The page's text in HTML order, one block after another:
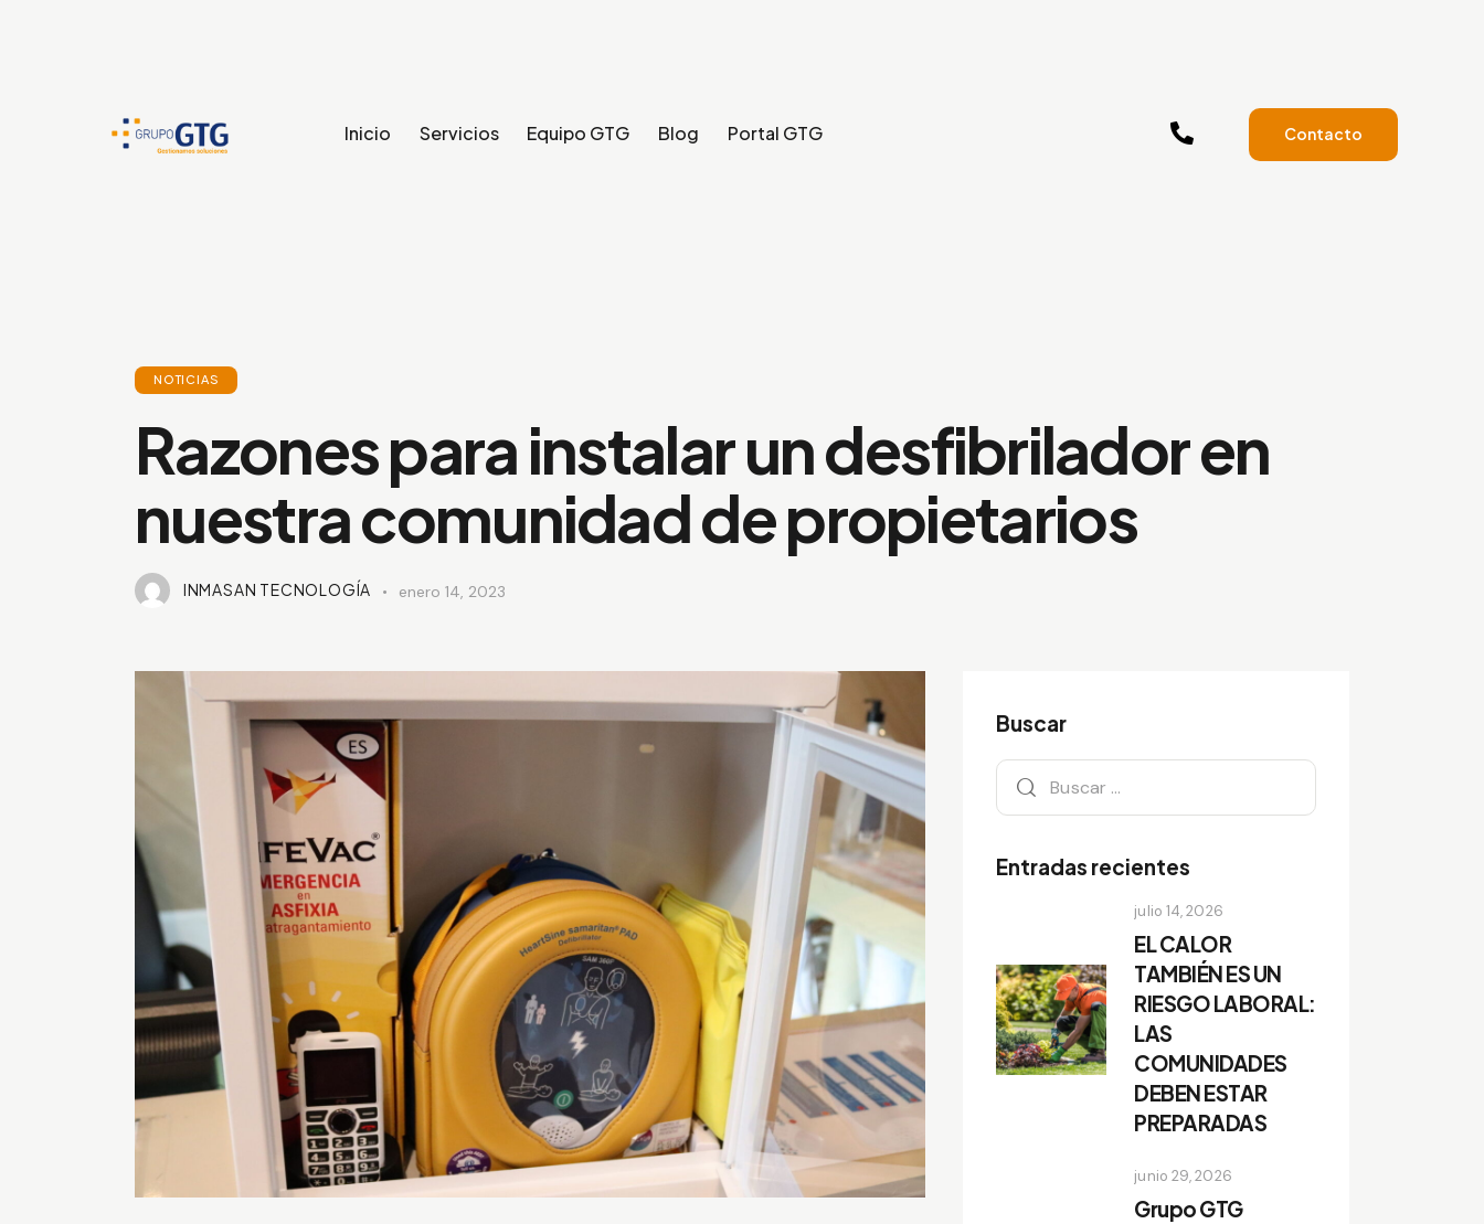
Inicio Servicios Equipo GTG Blog Portal GTG Contacto
NOTICIAS
Razones para instalar un desfibrilador en
nuestra comunidad de propietarios
INMASAN TECNOLOGÍA enero 14, 2023
Buscar
Entradas recientes
julio 14, 2026
EL CALOR
TAMBIÉN ES UN
RIESGO LABORAL:
LAS
COMUNIDADES
DEBEN ESTAR
PREPARADAS
junio 29, 2026
Grupo GTG